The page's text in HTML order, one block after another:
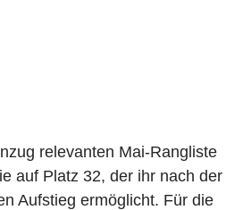
relevanten Mai-Rangliste
auf Platz 32, der ihr nach der
Aufstieg ermöglicht. Für die